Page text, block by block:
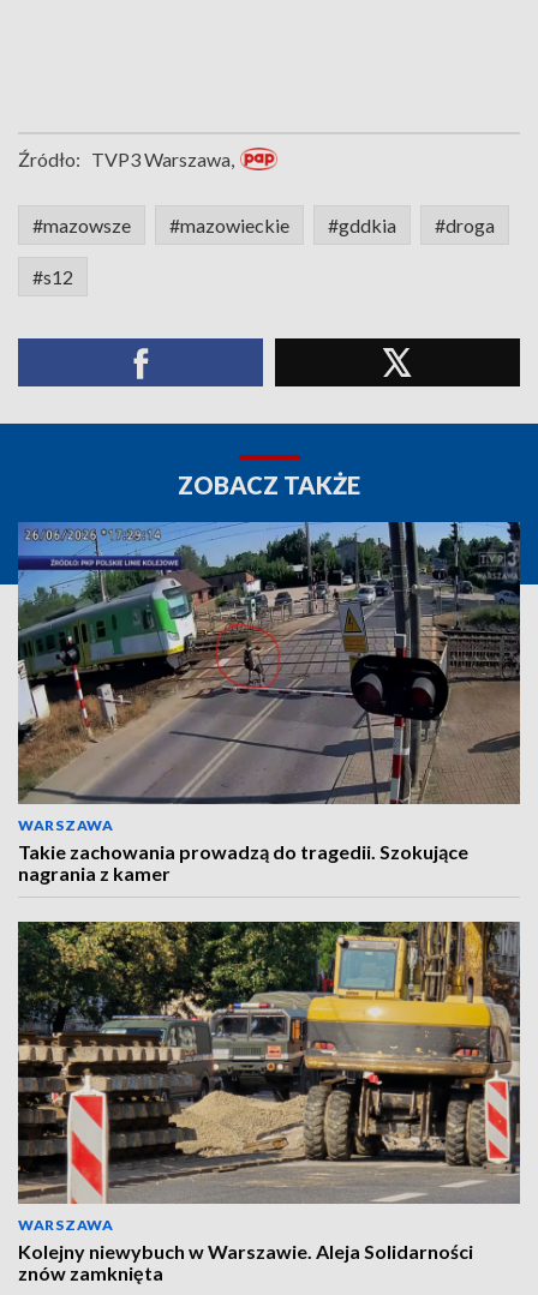
Źródło: TVP3 Warszawa,
#mazowsze #mazowieckie #gddkia #droga
#s12
ZOBACZ TAKŻE
WARSZAWA
Takie zachowania prowadzą do tragedii. Szokujące
nagrania z kamer
WARSZAWA
Kolejny niewybuch w Warszawie. Aleja Solidarności
znów zamknięta